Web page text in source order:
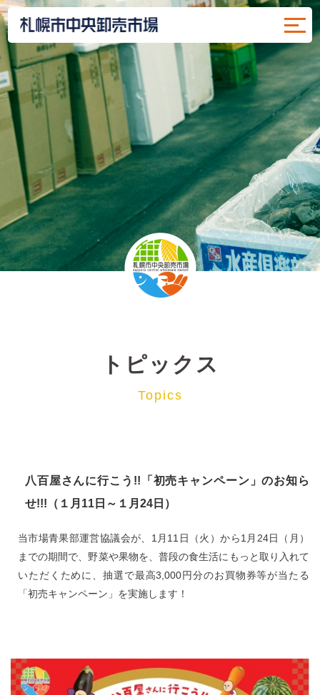
トピックス
Topics
八百屋さんに行こう!!「初売キャンペーン」のお知ら
せ!!!（１月11日～１月24日）
当市場青果部運営協議会が、1月11日（火）から1月24日（月）
までの期間で、野菜や果物を、普段の食生活にもっと取り入れて
いただくために、抽選で最高3,000円分のお買物券等が当たる
「初売キャンペーン」を実施します！